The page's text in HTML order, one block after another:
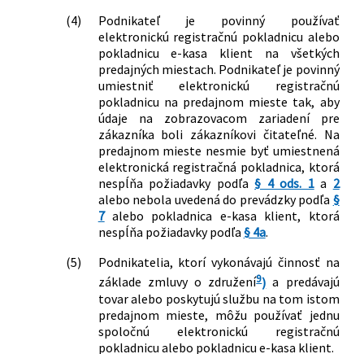
(4)
Podnikateľ je povinný používať
elektronickú registračnú pokladnicu alebo
pokladnicu e-kasa klient na všetkých
predajných miestach. Podnikateľ je povinný
umiestniť elektronickú registračnú
pokladnicu na predajnom mieste tak, aby
údaje na zobrazovacom zariadení pre
zákazníka boli zákazníkovi čitateľné. Na
predajnom mieste nesmie byť umiestnená
elektronická registračná pokladnica, ktorá
nespĺňa požiadavky podľa§ 4 ods. 1a 2
alebo nebola uvedená do prevádzky podľa §
7alebo pokladnica e-kasa klient, ktorá
nespĺňa požiadavky podľa § 4a.
(5)
Podnikatelia, ktorí vykonávajú činnosť na
základe zmluvy o združení9) a predávajú
tovar alebo poskytujú službu na tom istom
predajnom mieste, môžu používať jednu
spoločnú elektronickú registračnú
pokladnicu alebo pokladnicu e-kasa klient.